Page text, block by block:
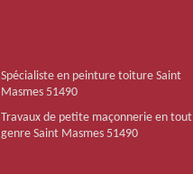
Spécialiste en peinture toiture Saint
Masmes 51490
Travaux de petite maçonnerie en tout
genre Saint Masmes 51490